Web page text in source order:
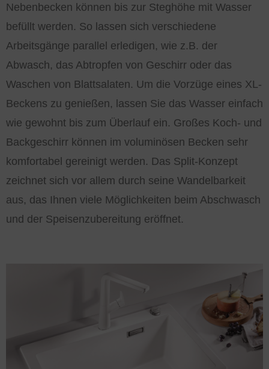
Nebenbecken können bis zur Steghöhe mit Wasser
befüllt werden. So lassen sich verschiedene
Arbeitsgänge parallel erledigen, wie z.B. der
Abwasch, das Abtropfen von Geschirr oder das
Waschen von Blattsalaten. Um die Vorzüge eines XL-
Beckens zu genießen, lassen Sie das Wasser einfach
wie gewohnt bis zum Überlauf ein. Großes Koch- und
Backgeschirr können im voluminösen Becken sehr
komfortabel gereinigt werden. Das Split-Konzept
zeichnet sich vor allem durch seine Wandelbarkeit
aus, das Ihnen viele Möglichkeiten beim Abschwasch
und der Speisenzubereitung eröffnet.